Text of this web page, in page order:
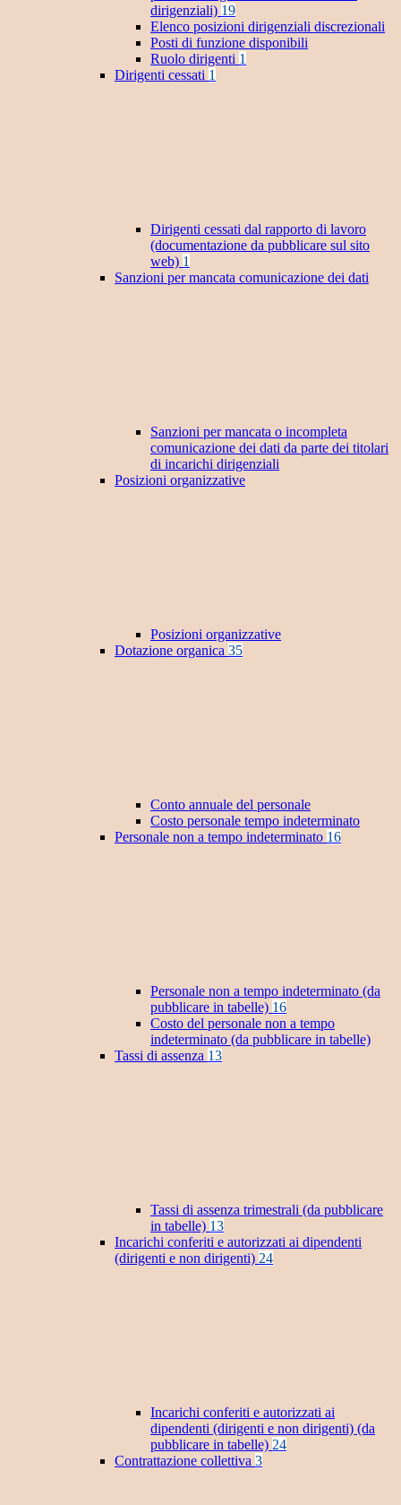
dirigenziali) 19
Elenco posizioni dirigenziali discrezionali
Posti di funzione disponibili
Ruolo dirigenti 1
Dirigenti cessati 1
Dirigenti cessati dal rapporto di lavoro
(documentazione da pubblicare sul sito
web) 1
Sanzioni per mancata comunicazione dei dati
Sanzioni per mancata o incompleta
comunicazione dei dati da parte dei titolari
di incarichi dirigenziali
Posizioni organizzative
Posizioni organizzative
Dotazione organica 35
Conto annuale del personale
Costo personale tempo indeterminato
Personale non a tempo indeterminato 16
Personale non a tempo indeterminato (da
pubblicare in tabelle) 16
Costo del personale non a tempo
indeterminato (da pubblicare in tabelle)
Tassi di assenza 13
Tassi di assenza trimestrali (da pubblicare
in tabelle) 13
Incarichi conferiti e autorizzati ai dipendenti
(dirigenti e non dirigenti) 24
Incarichi conferiti e autorizzati ai
dipendenti (dirigenti e non dirigenti) (da
pubblicare in tabelle) 24
Contrattazione collettiva 3